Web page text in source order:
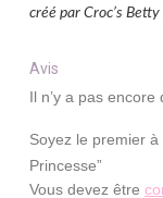
créé par Croc’s
Avis
Il n’y a pas encore
Soyez le premier
Princesse”
Vous devez être